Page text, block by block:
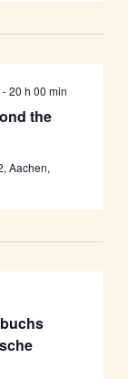
the
-20 h 00 min
Aachen,